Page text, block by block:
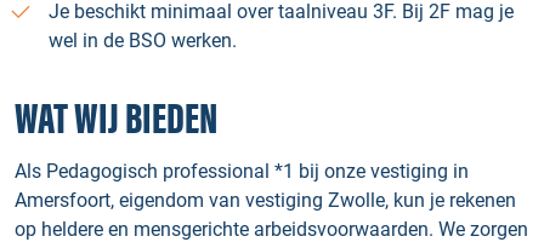
Je beschikt minimaal over taalniveau 3F. Bij 2F mag je
wel in de BSO werken.
WAT WIJ BIEDEN
Als Pedagogisch professional *1 bij onze vestiging in
Amersfoort, eigendom van vestiging Zwolle, kun je rekenen
op heldere en mensgerichte arbeidsvoorwaarden. We zorgen